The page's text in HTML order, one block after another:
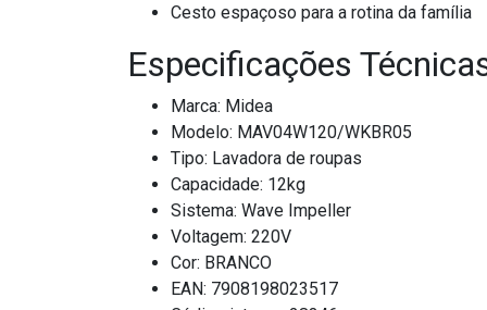
Cesto espaçoso para a rotina da família
Especificações
Marca: Midea
Modelo: MAV04W120/WKBR05
Tipo: Lavadora de roupas
Capacidade: 12kg
Sistema: Wave Impeller
Voltagem: 220V
Cor: BRANCO
EAN: 7908198023517